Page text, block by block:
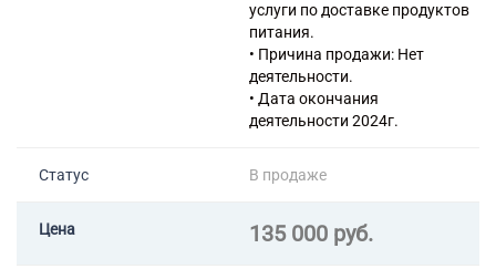
услуги по доставке продуктов
питания.
• Причина продажи: Нет
деятельности.
• Дата окончания
деятельности 2024г.
Статус В продаже
Цена 135 000 руб.